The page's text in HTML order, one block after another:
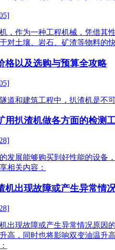
，作为一种工程机械，凭借其
对土壤、岩石、矿渣等物料的
格以及选购与预算全攻略
道和建筑工程中，扒渣机是不
用扒渣机做各方面的检测
发展能够购买到好性能的设备
相关内容：
机出现故障或产生异常情
出现故障或产生异常情况原因
高，同时也将影响双变油温升